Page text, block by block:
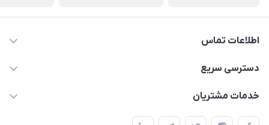
اطلاعات تماس
09106753413
دسترسی سریع
حساب کاربری
خدمات مشتریان
قوانین و مقررات